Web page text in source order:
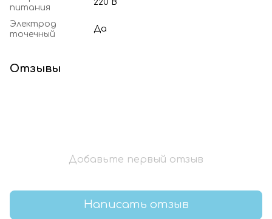
питания
220 В
Электрод
точечный
Да
Отзывы
Добавьте первый отзыв
Написать отзыв